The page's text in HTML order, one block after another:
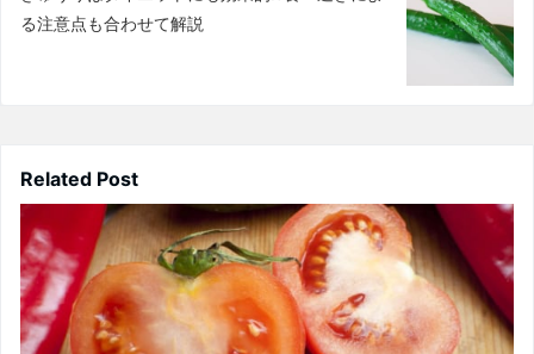
る注意点も合わせて解説
Related Post